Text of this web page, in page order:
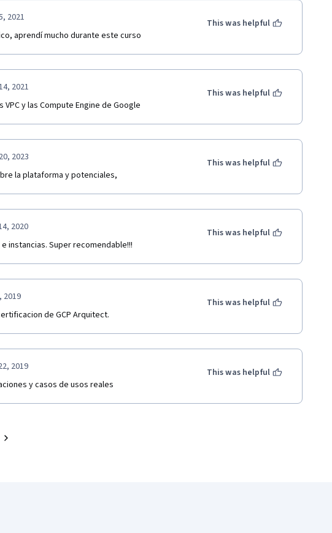
2021
aprendí mucho durante este curso
This was helpful
2021
y las Compute Engine de Google
This was helpful
2023
la plataforma y potenciales,
This was helpful
2020
instancias. Super recomendable!!!
This was helpful
2019
de GCP Arquitect.
This was helpful
2019
y casos de usos reales
This was helpful